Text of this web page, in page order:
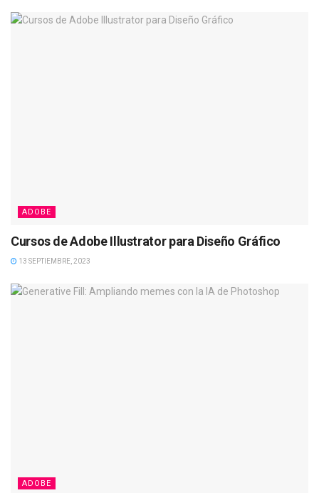
ADOBE
Cursos de Adobe Illustrator para Diseño Gráfico
13 SEPTIEMBRE, 2023
ADOBE